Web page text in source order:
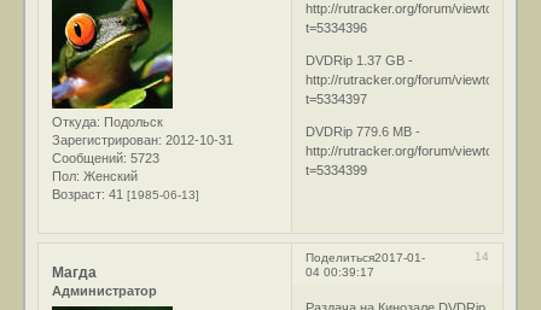
Откуда: Подольск
Зарегистрирован: 2012-10-31
Сообщений: 5723
Пол: Женский
Возраст: 41[1985-06-13]
http://rutracker.org/forum/
t=5334396
DVDRip 1.37 GB -
http://rutracker.org/forum/
t=5334397
DVDRip 779.6 MB -
http://rutracker.org/forum/
t=5334399
Поделиться 14
2017-01-
04 00:39:17
Магда
Администратор